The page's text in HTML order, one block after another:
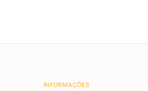
INFORMAÇÕES